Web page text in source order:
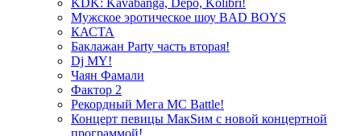
KDK: Kavabanga, Depo, Kolibri!
Мужское эротическое шоу BAD BOYS
КАСТА
Баклажан Party часть вторая!
Dj MY!
Чаян Фамали
Фактор 2
Рекордный Мега МС Battle!
Концерт певицы МакSим с новой концертной
программой!